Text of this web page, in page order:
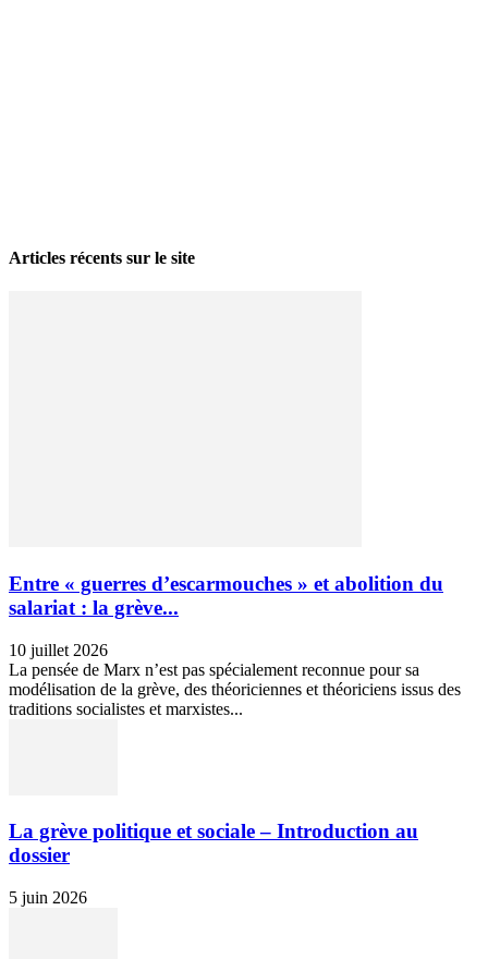
Articles récents sur le site
Entre « guerres d’escarmouches » et abolition du
salariat : la grève...
10 juillet 2026
La pensée de Marx n’est pas spécialement reconnue pour sa
modélisation de la grève, des théoriciennes et théoriciens issus des
traditions socialistes et marxistes...
La grève politique et sociale – Introduction au
dossier
5 juin 2026